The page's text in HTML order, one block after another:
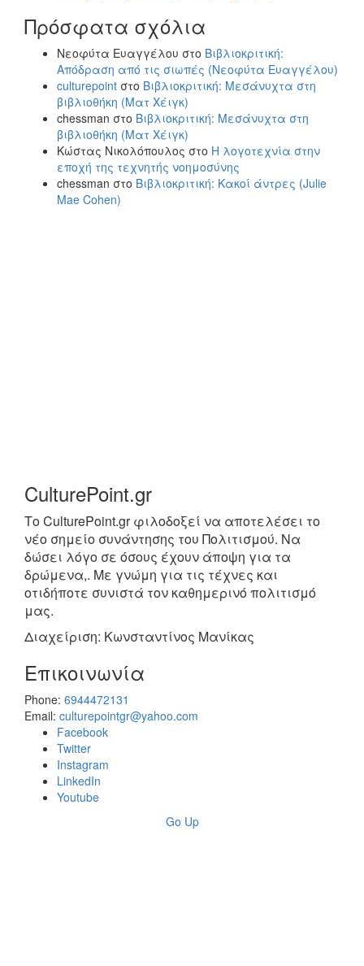
Πρόσφατα σχόλια
Νεοφύτα Ευαγγέλου στο Βιβλιοκριτική:
Απόδραση από τις σιωπές (Νεοφύτα Ευαγγέλου)
culturepoint στο Βιβλιοκριτική: Μεσάνυχτα στη
βιβλιοθήκη (Ματ Χέιγκ)
chessman στο Βιβλιοκριτική: Μεσάνυχτα στη
βιβλιοθήκη (Ματ Χέιγκ)
Κώστας Νικολόπουλος στο Η λογοτεχνία στην
εποχή της τεχνητής νοημοσύνης
chessman στο Βιβλιοκριτική: Κακοί άντρες (Julie
Mae Cohen)
CulturePoint.gr
Το CulturePoint.gr φιλοδοξεί να αποτελέσει το
νέο σημείο συνάντησης του Πολιτισμού. Να
δώσει λόγο σε όσους έχουν άποψη για τα
δρώμενα,. Με γνώμη για τις τέχνες και
οτιδήποτε συνιστά τον καθημερινό πολιτισμό
μας.
Διαχείριση: Κωνσταντίνος Μανίκας
Επικοινωνία
Phone: 6944472131
Email: culturepointgr@yahoo.com
Facebook
Twitter
Instagram
LinkedIn
Youtube
Go Up